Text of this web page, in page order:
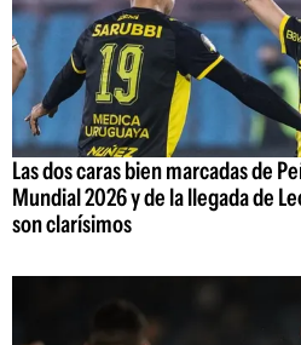
Las dos caras bien marcadas de
Mundial 2026 y de la llegada de
son clarísimos